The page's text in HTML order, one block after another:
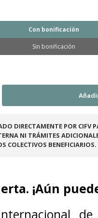
Con bonificación
Sin bonificación
DIRECTAMENTE POR CIFV
NI TRÁMITES
COLECTIVOS BENEFICIARIOS.
¡Aún
de